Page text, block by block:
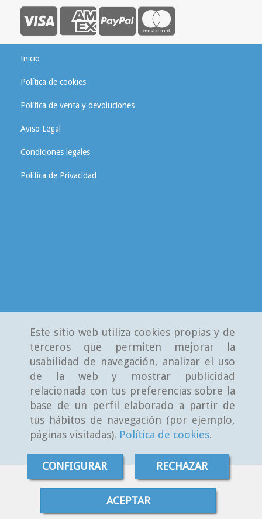
Este sitio web utiliza cookies propias y de
terceros que permiten mejorar la
usabilidad de navegación, analizar el uso
de la web y mostrar publicidad
relacionada con tus preferencias sobre la
base de un perfil elaborado a partir de
tus hábitos de navegación (por ejemplo,
páginas visitadas). Política de cookies.
CONFIGURAR RECHAZAR
ACEPTAR
Inicio
Política de cookies
Política de venta y devoluciones
Aviso Legal
Condiciones legales
Política de Privacidad